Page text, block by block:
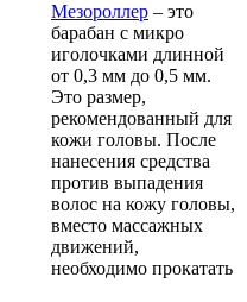
Мезороллер – это
барабан с микро
иголочками длинной
от 0,3 мм до 0,5 мм.
Это размер,
рекомендованный для
кожи головы. После
нанесения средства
против выпадения
волос на кожу головы,
вместо массажных
движений,
необходимо прокатать